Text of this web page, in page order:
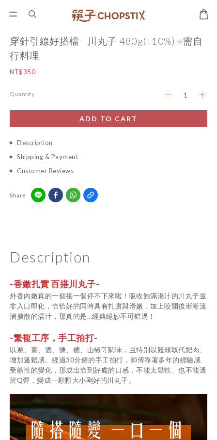
穿針引線好搭檔 - 川丸子 480g(±10%) ※需自
行料理
NT$350
Quantity
ADD TO CART
Description
Shipping & Payment
Customer Reviews
Share
Description
-香嫩扎實 百搭川丸子-
外香內嫩真的一個接一個停不下來啦！吸收飽滿湯汁的川丸子並
非入口即化，恰恰好的同時具有扎實與滑嫩，加上咬開後漸漸流
淌擴散的湯汁，那真的是…經典絕妙不可錯過！
-繁複工序，手工拍打-
以蔥、薑、酒、鹽、糖、山椒等調味，且特別以饅頭取代肥肉、
增加蓬鬆感。經過30分鐘的手工拍打，師傅靠著多年的經驗感
受筋性的變化，形成出恰到好處的口感，不能太鬆軟、也不能過
於Q彈，變成一顆顆大小剛好的川丸子。